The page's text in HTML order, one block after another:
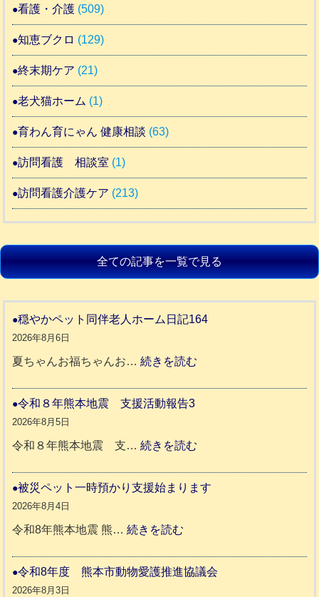
看護・介護 (509)
知恵ブクロ (129)
終末期ケア (21)
老犬猫ホーム (1)
育わん育にゃん 健康相談 (63)
訪問看護 相談室 (1)
訪問看護介護ケア (213)
全ての記事を一覧で見る
穏やかペット同伴老人ホーム日記164
2026年8月6日
夏ちゃんお福ちゃんお…続きを読む
ト
人
ホ
令和８年熊本地震 支援活動報告3
2026年8月5日
令和８年熊本地震 支…続きを読む
和
本
被災ペット一時預かり支援始まります
2026年8月4日
令和8年熊本地震 熊…続きを読む
災
令和8年度 熊本市動物愛護推進協議会
2026年8月3日